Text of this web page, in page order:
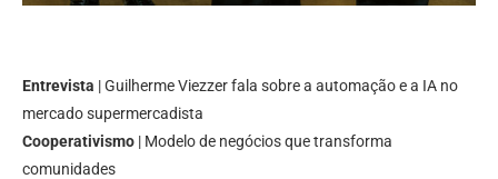
Entrevista | Guilherme Viezzer fala sobre a automação e a IA no
mercado supermercadista
Cooperativismo | Modelo de negócios que transforma
comunidades